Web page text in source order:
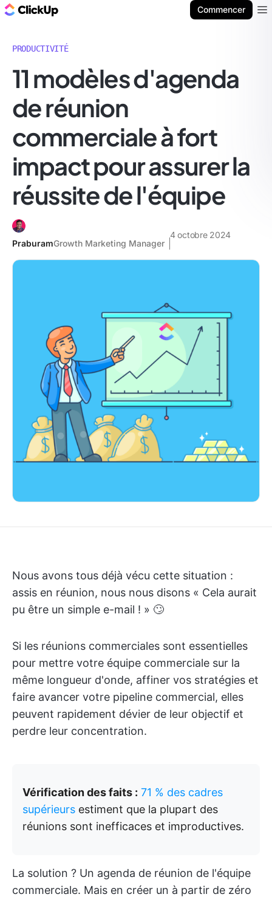
Commencer
PRODUCTIVITÉ
11 modèles d'agenda
de réunion
commerciale à fort
impact pour assurer la
réussite de l'équipe
PraburamGrowth Marketing Manager
4 octobre 2024
Nous avons tous déjà vécu cette situation :
assis en réunion, nous nous disons « Cela aurait
pu être un simple e-mail ! » 🙄
Si les réunions commerciales sont essentielles
pour mettre votre équipe commerciale sur la
même longueur d'onde, affiner vos stratégies et
faire avancer votre pipeline commercial, elles
peuvent rapidement dévier de leur objectif et
perdre leur concentration.
Vérification des faits : 71 % des cadres
supérieurs estiment que la plupart des
réunions sont inefficaces et improductives.
La solution ? Un agenda de réunion de l'équipe
commerciale. Mais en créer un à partir de zéro